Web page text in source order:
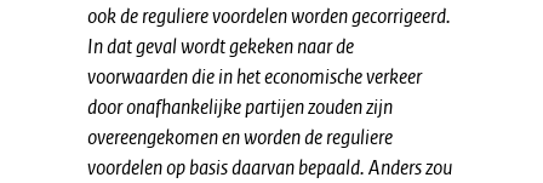
ook dereguliere voordelen worden gecorrigeerd.
In dat geval wordt gekeken naarde
voorwaarden die in het economische verkeer
door onafhankelijkepartijen zouden zijn
overeengekomen en worden de reguliere
voordelenop basis daarvan bepaald. Anders zou